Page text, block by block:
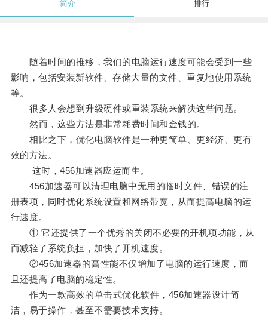
简介 排行
随着时间的推移，我们的电脑运行速度可能会受到一些
影响，包括安装新软件、存储大量的文件、重复地使用系统
等。
很多人会想到升级硬件或重装系统来解决这些问题。
然而，这些方法是非常耗费时间和金钱的。
相比之下，优化电脑软件是一种更简单、更经济、更有
效的方法。
这时，456加速器应运而生。
456加速器可以清理电脑中无用的临时文件、错误的注
册表项，同时优化系统设置和网络带宽，从而提高电脑的运
行速度。
① 它还提供了一个优秀的关闭不必要的开机项功能，从
而减轻了系统负担，加快了开机速度。
②456加速器的高性能不仅增加了电脑的运行速度，而
且还提高了电脑的稳定性。
作为一款高效的单击式优化软件，456加速器设计简
洁，易于操作，甚至不需要技术支持。